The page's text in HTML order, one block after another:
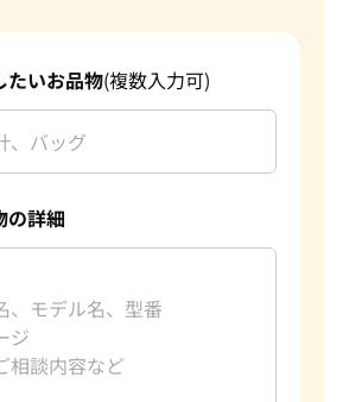
たいお品物(複数入力可)
の詳細